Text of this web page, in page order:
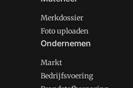
Merkdossier
Foto uploaden
Ondernemen
Markt
Bedrijfsvoering